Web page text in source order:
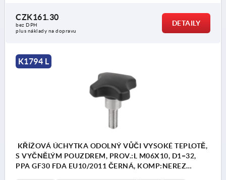
CZK161.30
bez DPH
plus náklady na dopravu
DETAILY
K1794 L
KŘÍŽOVÁ ÚCHYTKA ODOLNÝ VŮČI VYSOKÉ TEPLOTĚ,
S VYČNĚLÝM POUZDREM, PROV.:L M06X10, D1=32,
PPA GF30 FDA EU10/2011 ČERNÁ, KOMP:NEREZ